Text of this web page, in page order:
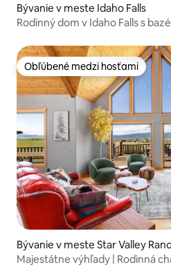
Bývanie v meste Idaho Falls
Rodinný dom v Idaho Falls s
Obľúbené medzi hosťami
Obľúbené medzi hosťami
Bývanie v meste Star Valley
Majestátne výhľady | Rodinná